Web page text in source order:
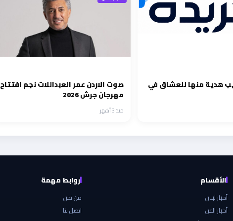
هدية منها للعشاق في
صوت الاردن عمر العبداللات نجم افتتاح
مهرجان جرش 2026
منذ 3 أشهر
الأقسام
أخبار لبنان
أخبار الفن
روابط مهمة
من نحن
اتصل بنا